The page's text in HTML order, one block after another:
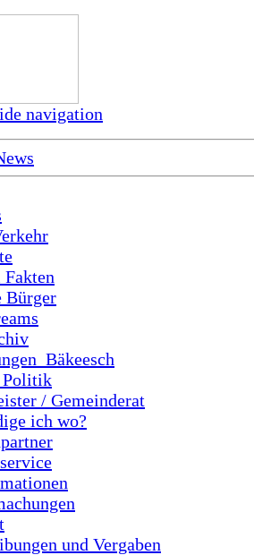
navigation
Bürger
Politik
/ Gemeinderat
ich wo?
und Vergaben